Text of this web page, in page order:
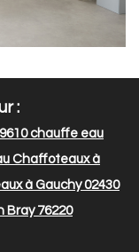
:
chauffe eau
Chaffoteaux à
à Gauchy 02430
Bray 76220